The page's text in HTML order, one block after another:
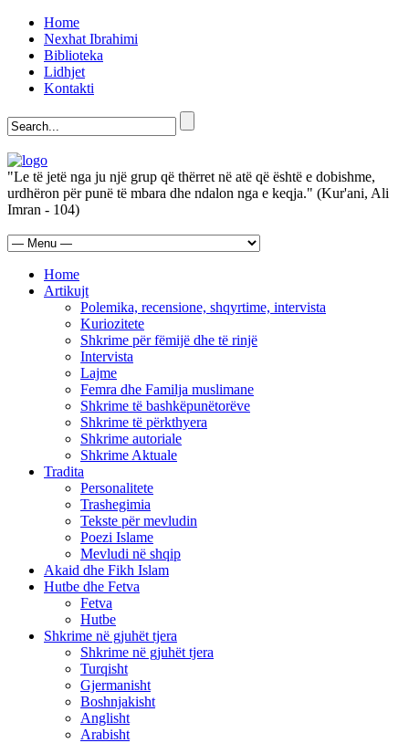
Home
Nexhat Ibrahimi
Biblioteka
Lidhjet
Kontakti
"Le të jetë nga ju një grup që thërret në atë që është e dobishme,
urdhëron për punë të mbara dhe ndalon nga e keqja." (Kur'ani, Ali
Imran - 104)
Home
Artikujt
Polemika, recensione, shqyrtime, intervista
Kuriozitete
Shkrime për fëmijë dhe të rinjë
Intervista
Lajme
Femra dhe Familja muslimane
Shkrime të bashkëpunëtorëve
Shkrime të përkthyera
Shkrime autoriale
Shkrime Aktuale
Tradita
Personalitete
Trashegimia
Tekste për mevludin
Poezi Islame
Mevludi në shqip
Akaid dhe Fikh Islam
Hutbe dhe Fetva
Fetva
Hutbe
Shkrime në gjuhët tjera
Shkrime në gjuhët tjera
Turqisht
Gjermanisht
Boshnjakisht
Anglisht
Arabisht